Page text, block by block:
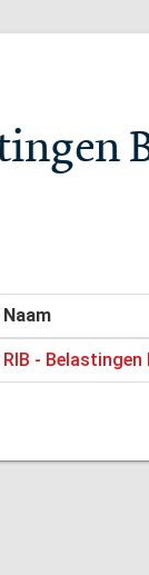
Naam
RIB - Belastingen